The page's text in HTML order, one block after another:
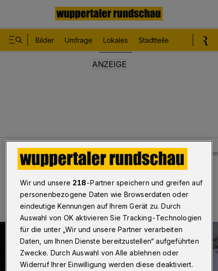
Bilder Umfrage Lokales Stadtteile
Lokales Bilder: Auto brennt in Garage in Wuppertal-
Bilderstrecke
Auto brennt in Garage
Wir und unsere 218-Partner speichern und greifen auf
personenbezogene Daten wie Browserdaten oder
eindeutige Kennungen auf Ihrem Gerät zu. Durch
Auswahl von OK aktivieren Sie Tracking-Technologien
für die unter „Wir und unsere Partner verarbeiten
Daten, um Ihnen Dienste bereitzustellen“ aufgeführten
Zwecke. Durch Auswahl von Alle ablehnen oder
Widerruf Ihrer Einwilligung werden diese deaktiviert.